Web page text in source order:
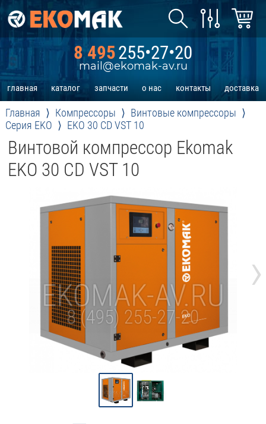
8 495255•27•20
mail@ekomak-av.ru
главная каталог запчасти о нас контакты доставка
Главная Компрессоры
Винтовые компрессоры
Серия EKO
EKO 30 CD VST 10
Винтовой компрессор Ekomak
EKO 30 CD VST 10
›